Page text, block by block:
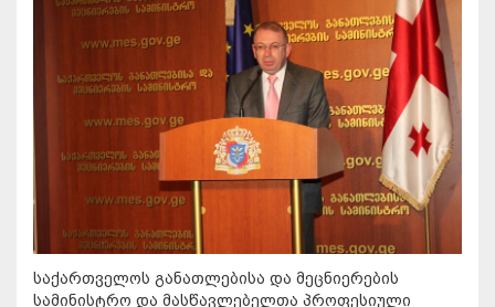
საქართველოს განათლებისა და მეცნიერების
სამინისტრო და მასწავლებელთა პროფესიული